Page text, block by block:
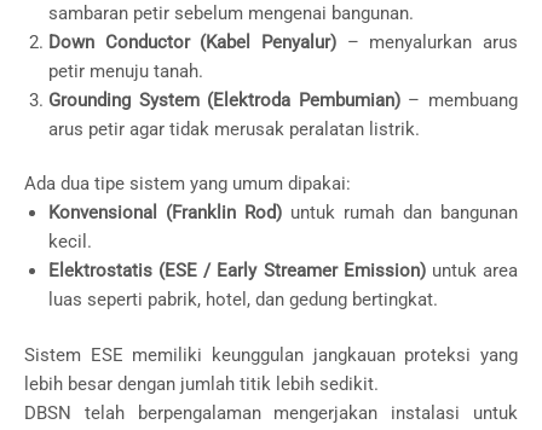
sambaran petir sebelum mengenai bangunan.
Down Conductor (Kabel Penyalur) – menyalurkan arus
petir menuju tanah.
Grounding System (Elektroda Pembumian)– membuang
arus petir agar tidak merusak peralatan listrik.
Ada dua tipe sistem yang umum dipakai:
Konvensional (Franklin Rod) untuk rumah dan bangunan
kecil.
Elektrostatis (ESE / Early Streamer Emission)untuk area
luas seperti pabrik, hotel, dan gedung bertingkat.
Sistem ESE memiliki keunggulan jangkauan proteksi yang
lebih besar dengan jumlah titik lebih sedikit.
DBSN telah berpengalaman mengerjakan instalasi untuk